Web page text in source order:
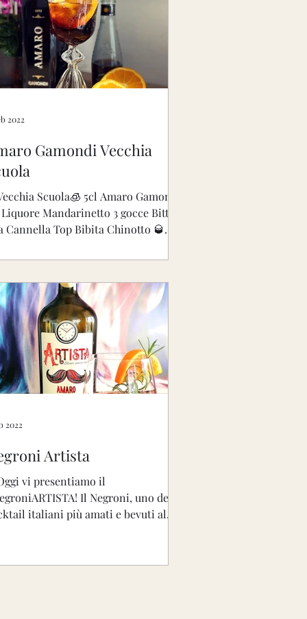
Marche
Amarissimo
Gamondi Vecchia
Scuola🧊 5cl Amaro Gamondi
Mandarinetto 3 gocce Bitter
Cannella Top Bibita Chinotto 🥃
2022
Artista
vi presentiamo il
Il Negroni, uno dei
italiani più amati e bevuti al
2022